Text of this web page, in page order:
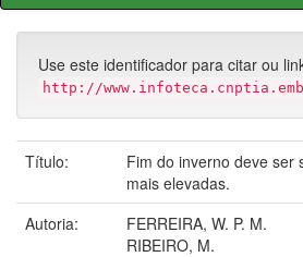
Use este identificador para citar ou
http://
Título:
Fim do inverno deve ser
mais elevadas.
Autoria:
FERREIRA, W. P. M.
RIBEIRO, M.